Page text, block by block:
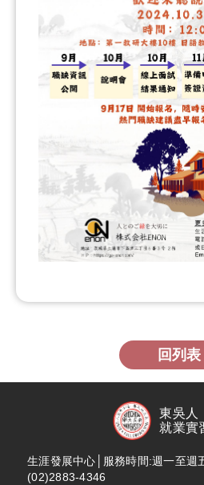
回列表
東吳人
就業實
生涯發展中心│服務時間:週一至週
(02)2883-4346